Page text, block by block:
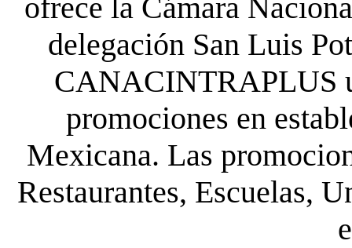
ofrece la Cámara
delegación San Luis
CANACINTRAPLUS
promociones en
Mexicana. Las
Restaurantes, Escuelas,